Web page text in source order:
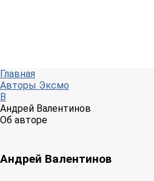
Главная
Авторы Эксмо
В
Андрей Валентинов
Об авторе
Андрей Валентинов